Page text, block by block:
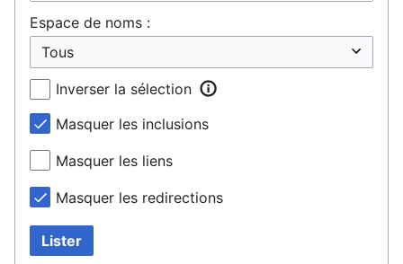
Espace de noms :
Inverser la sélection
Masquer les inclusions
Masquer les liens
Masquer les redirections
Lister